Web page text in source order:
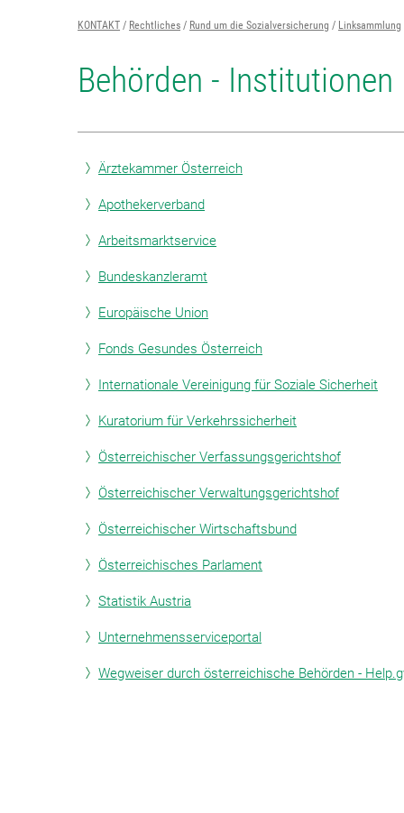
KONTAKT Rechtliches Rund um die Sozialversicherung Linksammlung
Behörden - Institutionen
Ärztekammer Österreich
Apothekerverband
Arbeitsmarktservice
Bundeskanzleramt
Europäische Union
Fonds Gesundes Österreich
Internationale Vereinigung für Soziale Sicherheit
Kuratorium für Verkehrssicherheit
Österreichischer Verfassungsgerichtshof
Österreichischer Verwaltungsgerichtshof
Österreichischer Wirtschaftsbund
Österreichisches Parlament
Statistik Austria
Unternehmensserviceportal
Wegweiser durch österreichische Behörden -